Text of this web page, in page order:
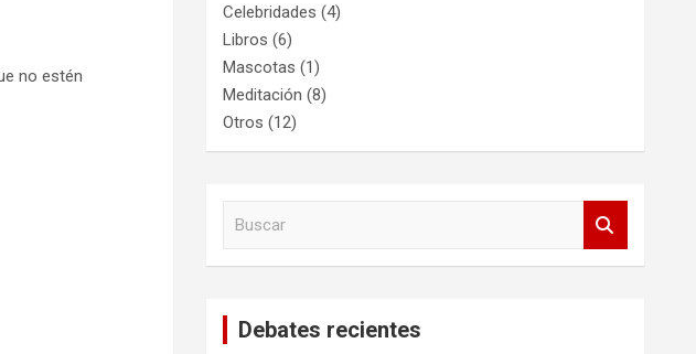
no estén
Celebridades (4)
Libros (6)
Mascotas (1)
Meditación (8)
Otros (12)
Debates recientes